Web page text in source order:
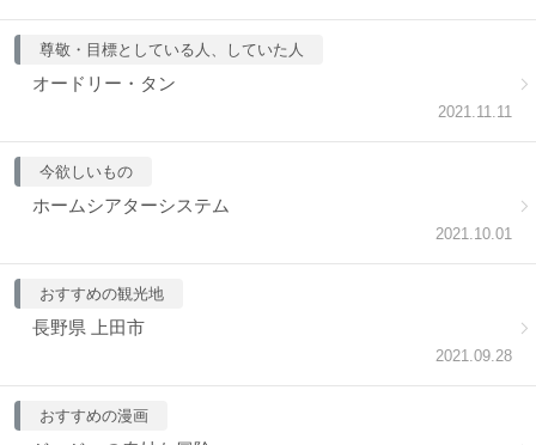
尊敬・目標としている人、していた人
2021.11.11
オードリー・タン
今欲しいもの
2021.10.01
ホームシアターシステム
おすすめの観光地
2021.09.28
長野県 上田市
おすすめの漫画